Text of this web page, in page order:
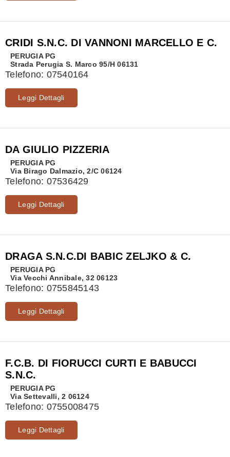
CRIDI S.N.C. DI VANNONI MARCELLO E C.
PERUGIA PG
Strada Perugia S. Marco 95/H 06131
Telefono: 07540164
Leggi Dettagli
DA GIULIO PIZZERIA
PERUGIA PG
Via Birago Dalmazio, 2/C 06124
Telefono: 07536429
Leggi Dettagli
DRAGA S.N.C.DI BABIC ZELJKO & C.
PERUGIA PG
Via Vecchi Annibale, 32 06123
Telefono: 0755845143
Leggi Dettagli
F.C.B. DI FIORUCCI CURTI E BABUCCI
S.N.C.
PERUGIA PG
Via Settevalli, 2 06124
Telefono: 0755008475
Leggi Dettagli